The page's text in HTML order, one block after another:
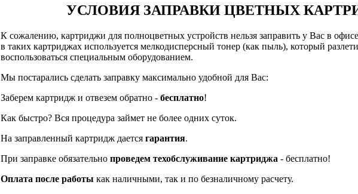
УСЛОВИЯ ЗАПРАВКИ ЦВЕТНЫХ
К сожалению, картриджи для полноцветных устройств нельзя заправить у Вас в
в таких картриджах используется мелкодисперсный тонер (как пыль), который
воспользоваться специальным оборудованием.
Мы постарались сделать заправку максимально удобной для Вас:
Заберем картридж и отвезем обратно - бесплатно!
Как быстро? Вся процедура займет не более одних суток.
На заправленный картридж дается гарантия.
При заправке обязательно проведем техобслуживание картриджа - бесплатно!
Оплата после работы как наличными, так и по безналичному расчету.